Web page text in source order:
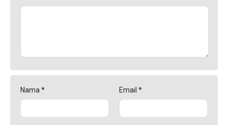
Nama * Email *